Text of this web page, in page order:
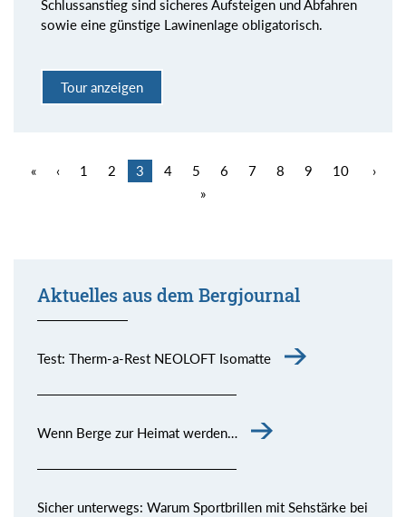
Schlussanstieg sind sicheres Aufsteigen und Abfahren
sowie eine günstige Lawinenlage obligatorisch.
Tour anzeigen
« ‹ 1 2 3 4 5 6 7 8 9 10
›
»
Aktuelles aus dem Bergjournal
Test: Therm-a-Rest NEOLOFT Isomatte
Wenn Berge zur Heimat werden…
Sicher unterwegs: Warum Sportbrillen mit Sehstärke bei